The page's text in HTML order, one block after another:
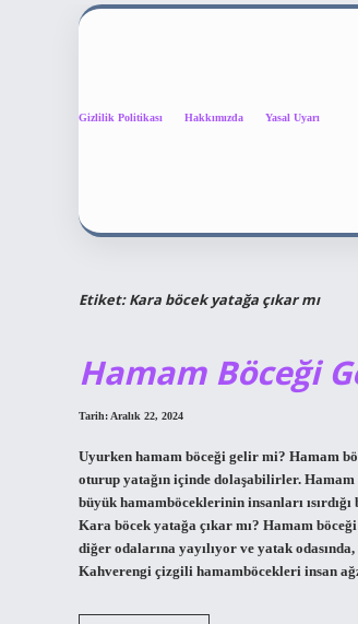
Gizlilik Politikası Hakkımızda Yasal Uyarı
Etiket:Kara böcek yatağa çıkar mı
Hamam Böceği
Tarih: Aralık 22, 2024
Uyurken hamam böceği gelir mi? Hamam
oturup yatağın içinde dolaşabilirler. Hamam
büyük hamamböceklerinin insanları
Kara böcek yatağa çıkar mı? Hamam
diğer odalarına yayılıyor ve yatak
Kahverengi çizgili hamamböcekleri insan